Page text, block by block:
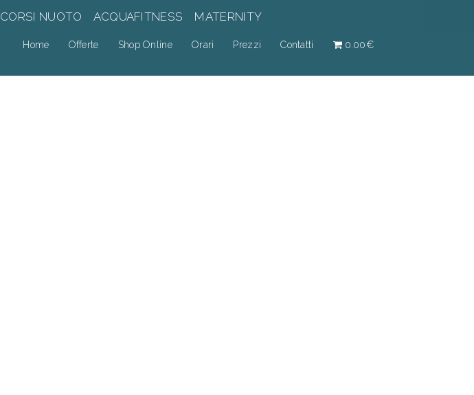
Home Offerte Shop Online Orari Prezzi Contatti 0.00€
CORSI NUOTO ACQUAFITNESS MATERNITY